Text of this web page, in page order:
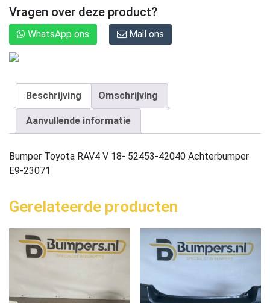
Vragen over deze product?
WhatsApp ons Mail ons
Beschrijving Omschrijving
Aanvullende informatie
Bumper Toyota RAV4 V 18- 52453-42040 Achterbumper
E9-23071
Gerelateerde producten